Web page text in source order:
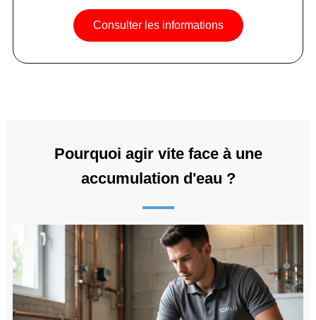
Consulter les informations
Pourquoi agir vite face à une
accumulation d'eau ?